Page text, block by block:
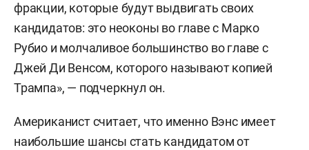
фракции, которые будут выдвигать своих
кандидатов: это неоконы во главе с Марко
Рубио и молчаливое большинство во главе с
Джей Ди Венсом, которого называют копией
Трампа», — подчеркнул он.
Американист считает, что именно Вэнс имеет
наибольшие шансы стать кандидатом от